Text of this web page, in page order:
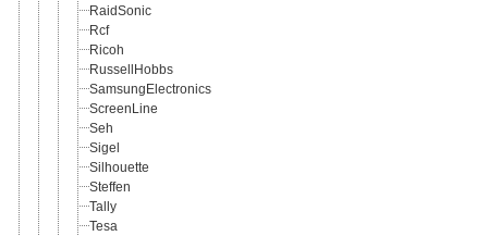
RaidSonic
Rcf
Ricoh
RussellHobbs
SamsungElectronics
ScreenLine
Seh
Sigel
Silhouette
Steffen
Tally
Tesa